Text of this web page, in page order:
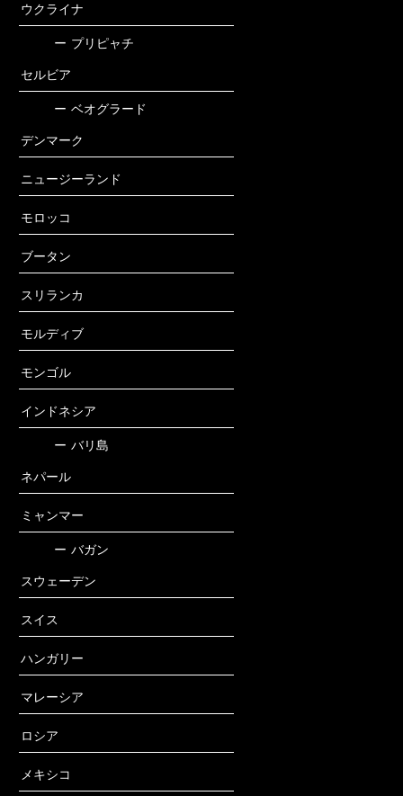
ウクライナ
ー プリピャチ
セルビア
ー ベオグラード
デンマーク
ニュージーランド
モロッコ
ブータン
スリランカ
モルディブ
モンゴル
インドネシア
ー バリ島
ネパール
ミャンマー
ー バガン
スウェーデン
スイス
ハンガリー
マレーシア
ロシア
メキシコ